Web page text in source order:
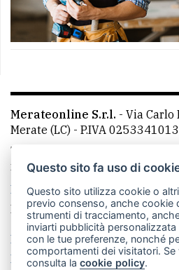
Merateonline S.r.l. - Via Carlo
Merate (LC) - P.IVA
Telefono:
mail:
La redazione
CasateOnline
Made by VIP
Privacy policy
Cookie policy
Rivedi le tue scelte sui cookie
Questo sito fa uso di
Questo sito utilizza cookie o
previo consenso, anche cookie
strumenti di tracciamento,
inviarti pubblicità
con le tue preferenze, nonché
comportamenti dei visitatori. Se
consulta lacookie policy.